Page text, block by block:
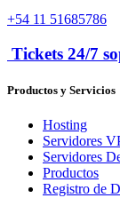
+54 11 51685786
Tickets 24/7
Productos y Servicios
Hosting
Servidores
Servidores
Productos
Registro de